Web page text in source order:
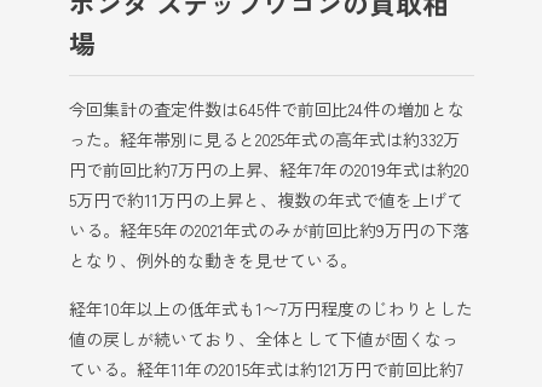
場
今回集計の査定件数は645件で前回比24件の増加とな
った。経年帯別に見ると2025年式の高年式は約332万
円で前回比約7万円の上昇、経年7年の2019年式は約20
5万円で約11万円の上昇と、複数の年式で値を上げて
いる。経年5年の2021年式のみが前回比約9万円の下落
となり、例外的な動きを見せている。
経年10年以上の低年式も1〜7万円程度のじわりとした
値の戻しが続いており、全体として下値が固くなっ
ている。経年11年の2015年式は約121万円で前回比約7